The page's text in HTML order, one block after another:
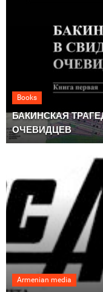
Books
БАКИНСКАЯ
ОЧЕВИДЦЕВ
Armenian media